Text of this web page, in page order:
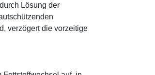
Lösung der
verzögert die vorzeitige